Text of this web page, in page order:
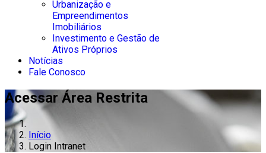
Urbanização e
Empreendimentos
Imobiliários
Investimento e Gestão de
Ativos Próprios
Notícias
Fale Conosco
Acessar Área Restrita
Início
Login Intranet